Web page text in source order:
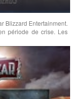
Blizzard Entertainment.
période de crise. Les